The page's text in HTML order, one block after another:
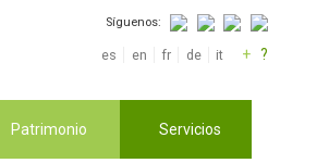
Síguenos:
es en fr de it + ?
Patrimonio Servicios